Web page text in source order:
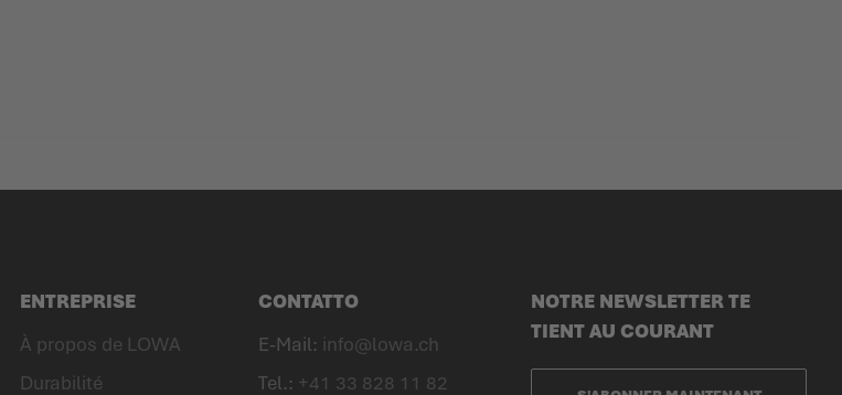
ENTREPRISE
À propos de LOWA
Durabilité
CONTATTO
E-Mail: info@lowa.ch
Tel.: +41 33 828 11 82
NOTRE NEWSLETTER TE
TIENT AU COURANT